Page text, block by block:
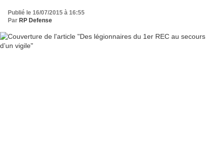
Publié le 16/07/2015 à 16:55
Par RP Defense